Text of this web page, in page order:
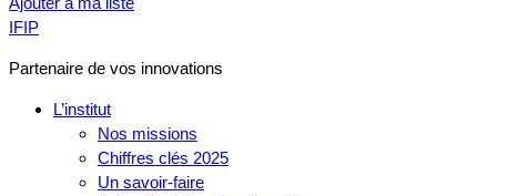
IFIP
Partenaire de vos innovations
L’institut
Nos missions
Chiffres clés 2025
Un savoir-faire